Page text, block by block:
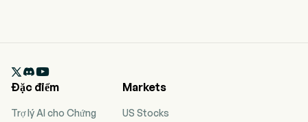

Đặc điểm
Trợ lý AI cho Chứng
Markets
US Stocks